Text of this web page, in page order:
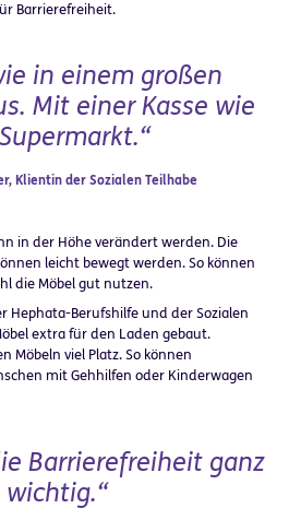
Barrierefreiheit.
in einem großen
Mit einer Kasse wie
Klientin der Sozialen Teilhabe
in der Höhe verändert werden. Die
leicht bewegt werden. So können
die Möbel gut nutzen.
Hephata-Berufshilfe und der Sozialen
extra für den Laden gebaut.
Möbeln viel Platz. So können
mit Gehhilfen oder Kinderwagen
Barrierefreiheit ganz
wichtig.“